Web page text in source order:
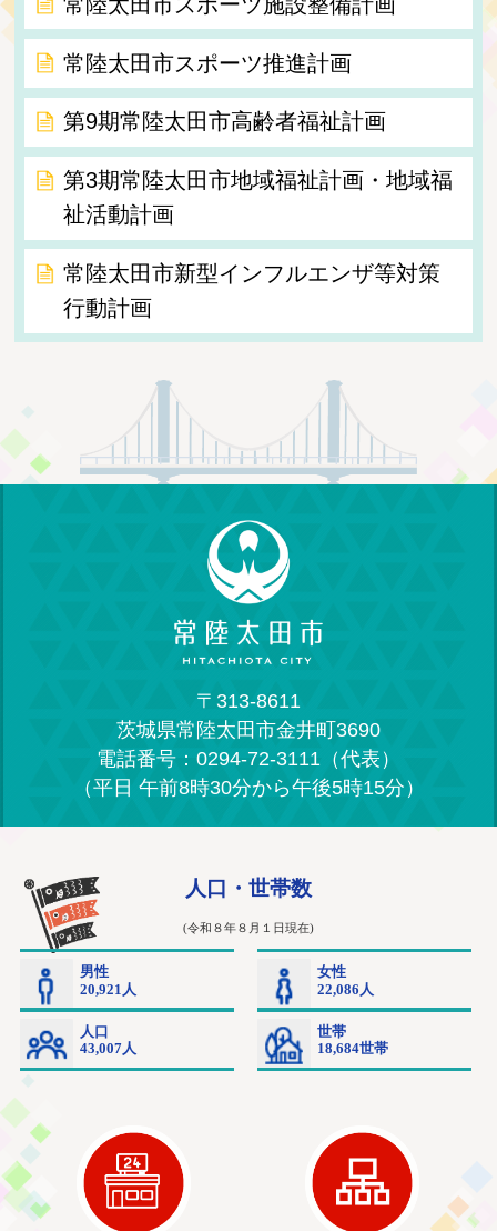
常陸太田市スポーツ推進計画
第9期常陸太田市高齢者福祉計画
第3期常陸太田市地域福祉計画・地域福
祉活動計画
常陸太田市新型インフルエンザ等対策
行動計画
〒313-8611
茨城県常陸太田市金井町3690
電話番号：0294-72-3111（代表）
（平日 午前8時30分から午後5時15分）